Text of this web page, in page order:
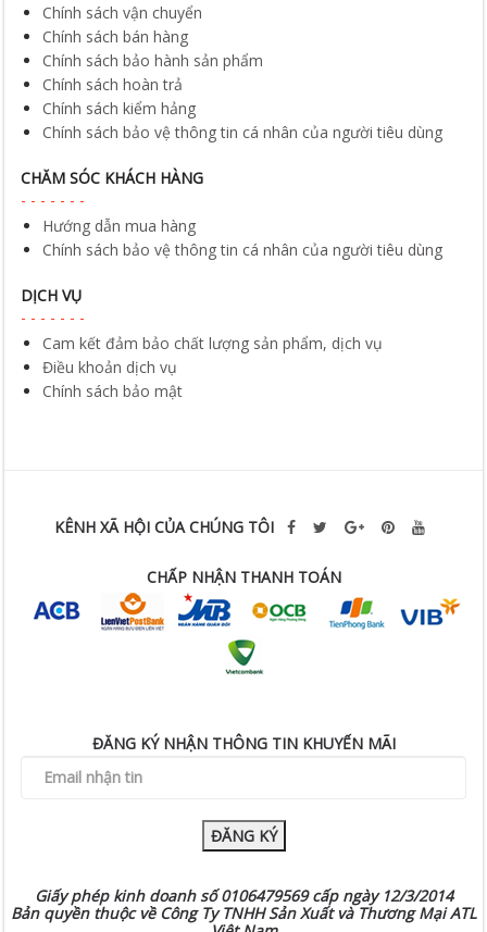
Chính sách vận chuyển
Chính sách bán hàng
Chính sách bảo hành sản phẩm
Chính sách hoàn trả
Chính sách kiểm hảng
Chính sách bảo vệ thông tin cá nhân của người tiêu dùng
CHĂM SÓC KHÁCH HÀNG
Hướng dẫn mua hàng
Chính sách bảo vệ thông tin cá nhân của người tiêu dùng
DỊCH VỤ
Cam kết đảm bảo chất lượng sản phẩm, dịch vụ
Điều khoản dịch vụ
Chính sách bảo mật
KÊNH XÃ HỘI CỦA CHÚNG TÔI
CHẤP NHẬN THANH TOÁN
ĐĂNG KÝ NHẬN THÔNG TIN KHUYẾN MÃI
ĐĂNG KÝ
Giấy phép kinh doanh số 0106479569 cấp ngày 12/3/2014
Bản quyền thuộc về Công Ty TNHH Sản Xuất và Thương Mại ATL